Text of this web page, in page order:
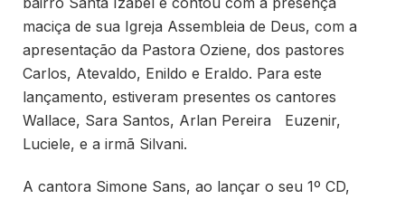
maciça de sua Igreja Assembleia de Deus, com a
apresentação da Pastora Oziene, dos pastores
Carlos, Atevaldo, Enildo e Eraldo. Para este
lançamento, estiveram presentes os cantores
Wallace, Sara Santos, Arlan Pereira Euzenir,
Luciele, e a irmã Silvani.
A cantora Simone Sans, ao lançar o seu 1º CD,